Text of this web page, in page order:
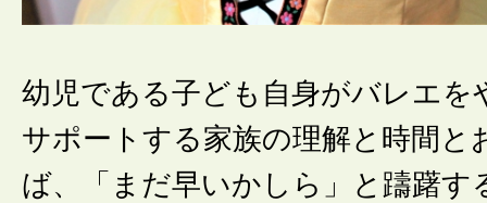
幼児である子ども自身がバレエを
サポートする家族の理解と時間と
ば、「まだ早いかしら」と躊躇す